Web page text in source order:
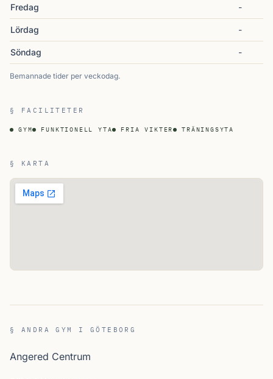
Fredag -
Lördag -
Söndag -
Bemannade tider per veckodag.
§ FACILITETER
GYM FUNKTIONELL YTA FRIA VIKTER TRÄNINGSYTA
§ KARTA
§ ANDRA GYM I GÖTEBORG
Angered Centrum